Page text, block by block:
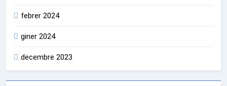
febrer 2024
giner 2024
decembre 2023